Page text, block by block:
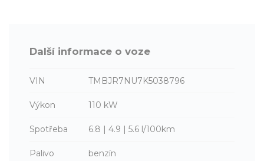
Další informace o voze
VIN TMBJR7NU7K5038796
Výkon 110 kW
Spotřeba 6.8 | 4.9 | 5.6 l/100km
Palivo benzín